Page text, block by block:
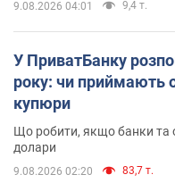
9.08.2026 04:01 9,4 т.
У ПриватБанку
року: чи приймають
купюри
Що робити, якщо банки та
долари
9.08.2026 02:20 83,7 т.